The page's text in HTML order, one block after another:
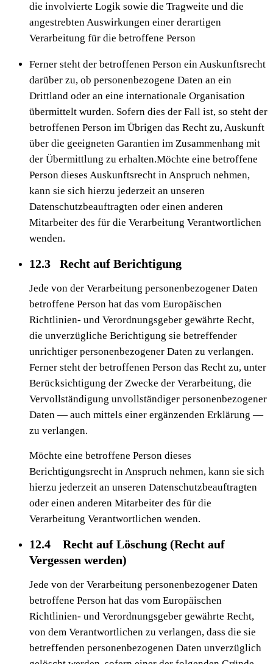
die involvierte Logik sowie die Tragweite und die
angestrebten Auswirkungen einer derartigen
Verarbeitung für die betroffene Person
Ferner steht der betroffenen Person ein Auskunftsrecht
darüber zu, ob personenbezogene Daten an ein
Drittland oder an eine internationale Organisation
übermittelt wurden. Sofern dies der Fall ist, so steht der
betroffenen Person im Übrigen das Recht zu, Auskunft
über die geeigneten Garantien im Zusammenhang mit
der Übermittlung zu erhalten.Möchte eine betroffene
Person dieses Auskunftsrecht in Anspruch nehmen,
kann sie sich hierzu jederzeit an unseren
Datenschutzbeauftragten oder einen anderen
Mitarbeiter des für die Verarbeitung Verantwortlichen
wenden.
12.3 Recht auf Berichtigung
Jede von der Verarbeitung personenbezogener Daten
betroffene Person hat das vom Europäischen
Richtlinien- und Verordnungsgeber gewährte Recht,
die unverzügliche Berichtigung sie betreffender
unrichtiger personenbezogener Daten zu verlangen.
Ferner steht der betroffenen Person das Recht zu, unter
Berücksichtigung der Zwecke der Verarbeitung, die
Vervollständigung unvollständiger personenbezogener
Daten — auch mittels einer ergänzenden Erklärung —
zu verlangen.
Möchte eine betroffene Person dieses
Berichtigungsrecht in Anspruch nehmen, kann sie sich
hierzu jederzeit an unseren Datenschutzbeauftragten
oder einen anderen Mitarbeiter des für die
Verarbeitung Verantwortlichen wenden.
12.4 Recht auf Löschung (Recht auf
Vergessen werden)
Jede von der Verarbeitung personenbezogener Daten
betroffene Person hat das vom Europäischen
Richtlinien- und Verordnungsgeber gewährte Recht,
von dem Verantwortlichen zu verlangen, dass die sie
betreffenden personenbezogenen Daten unverzüglich